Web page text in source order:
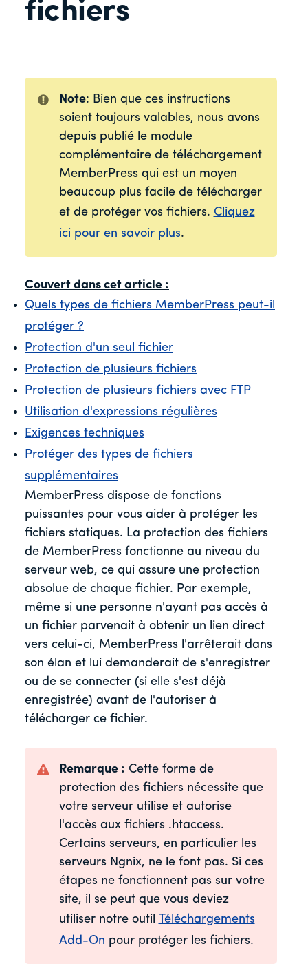
fichiers
Note: Bien que ces instructions
soient toujours valables, nous avons
depuis publié le module
complémentaire de téléchargement
MemberPress qui est un moyen
beaucoup plus facile de télécharger
et de protéger vos fichiers. Cliquez
ici pour en savoir plus.
Couvert dans cet article :
Quels types de fichiers MemberPress peut-il
protéger ?
Protection d'un seul fichier
Protection de plusieurs fichiers
Protection de plusieurs fichiers avec FTP
Utilisation d'expressions régulières
Exigences techniques
Protéger des types de fichiers
supplémentaires
MemberPress dispose de fonctions
puissantes pour vous aider à protéger les
fichiers statiques. La protection des fichiers
de MemberPress fonctionne au niveau du
serveur web, ce qui assure une protection
absolue de chaque fichier. Par exemple,
même si une personne n'ayant pas accès à
un fichier parvenait à obtenir un lien direct
vers celui-ci, MemberPress l'arrêterait dans
son élan et lui demanderait de s'enregistrer
ou de se connecter (si elle s'est déjà
enregistrée) avant de l'autoriser à
télécharger ce fichier.
Remarque : Cette forme de
protection des fichiers nécessite que
votre serveur utilise et autorise
l'accès aux fichiers .htaccess.
Certains serveurs, en particulier les
serveurs Ngnix, ne le font pas. Si ces
étapes ne fonctionnent pas sur votre
site, il se peut que vous deviez
utiliser notre outil Téléchargements
Add-On pour protéger les fichiers.